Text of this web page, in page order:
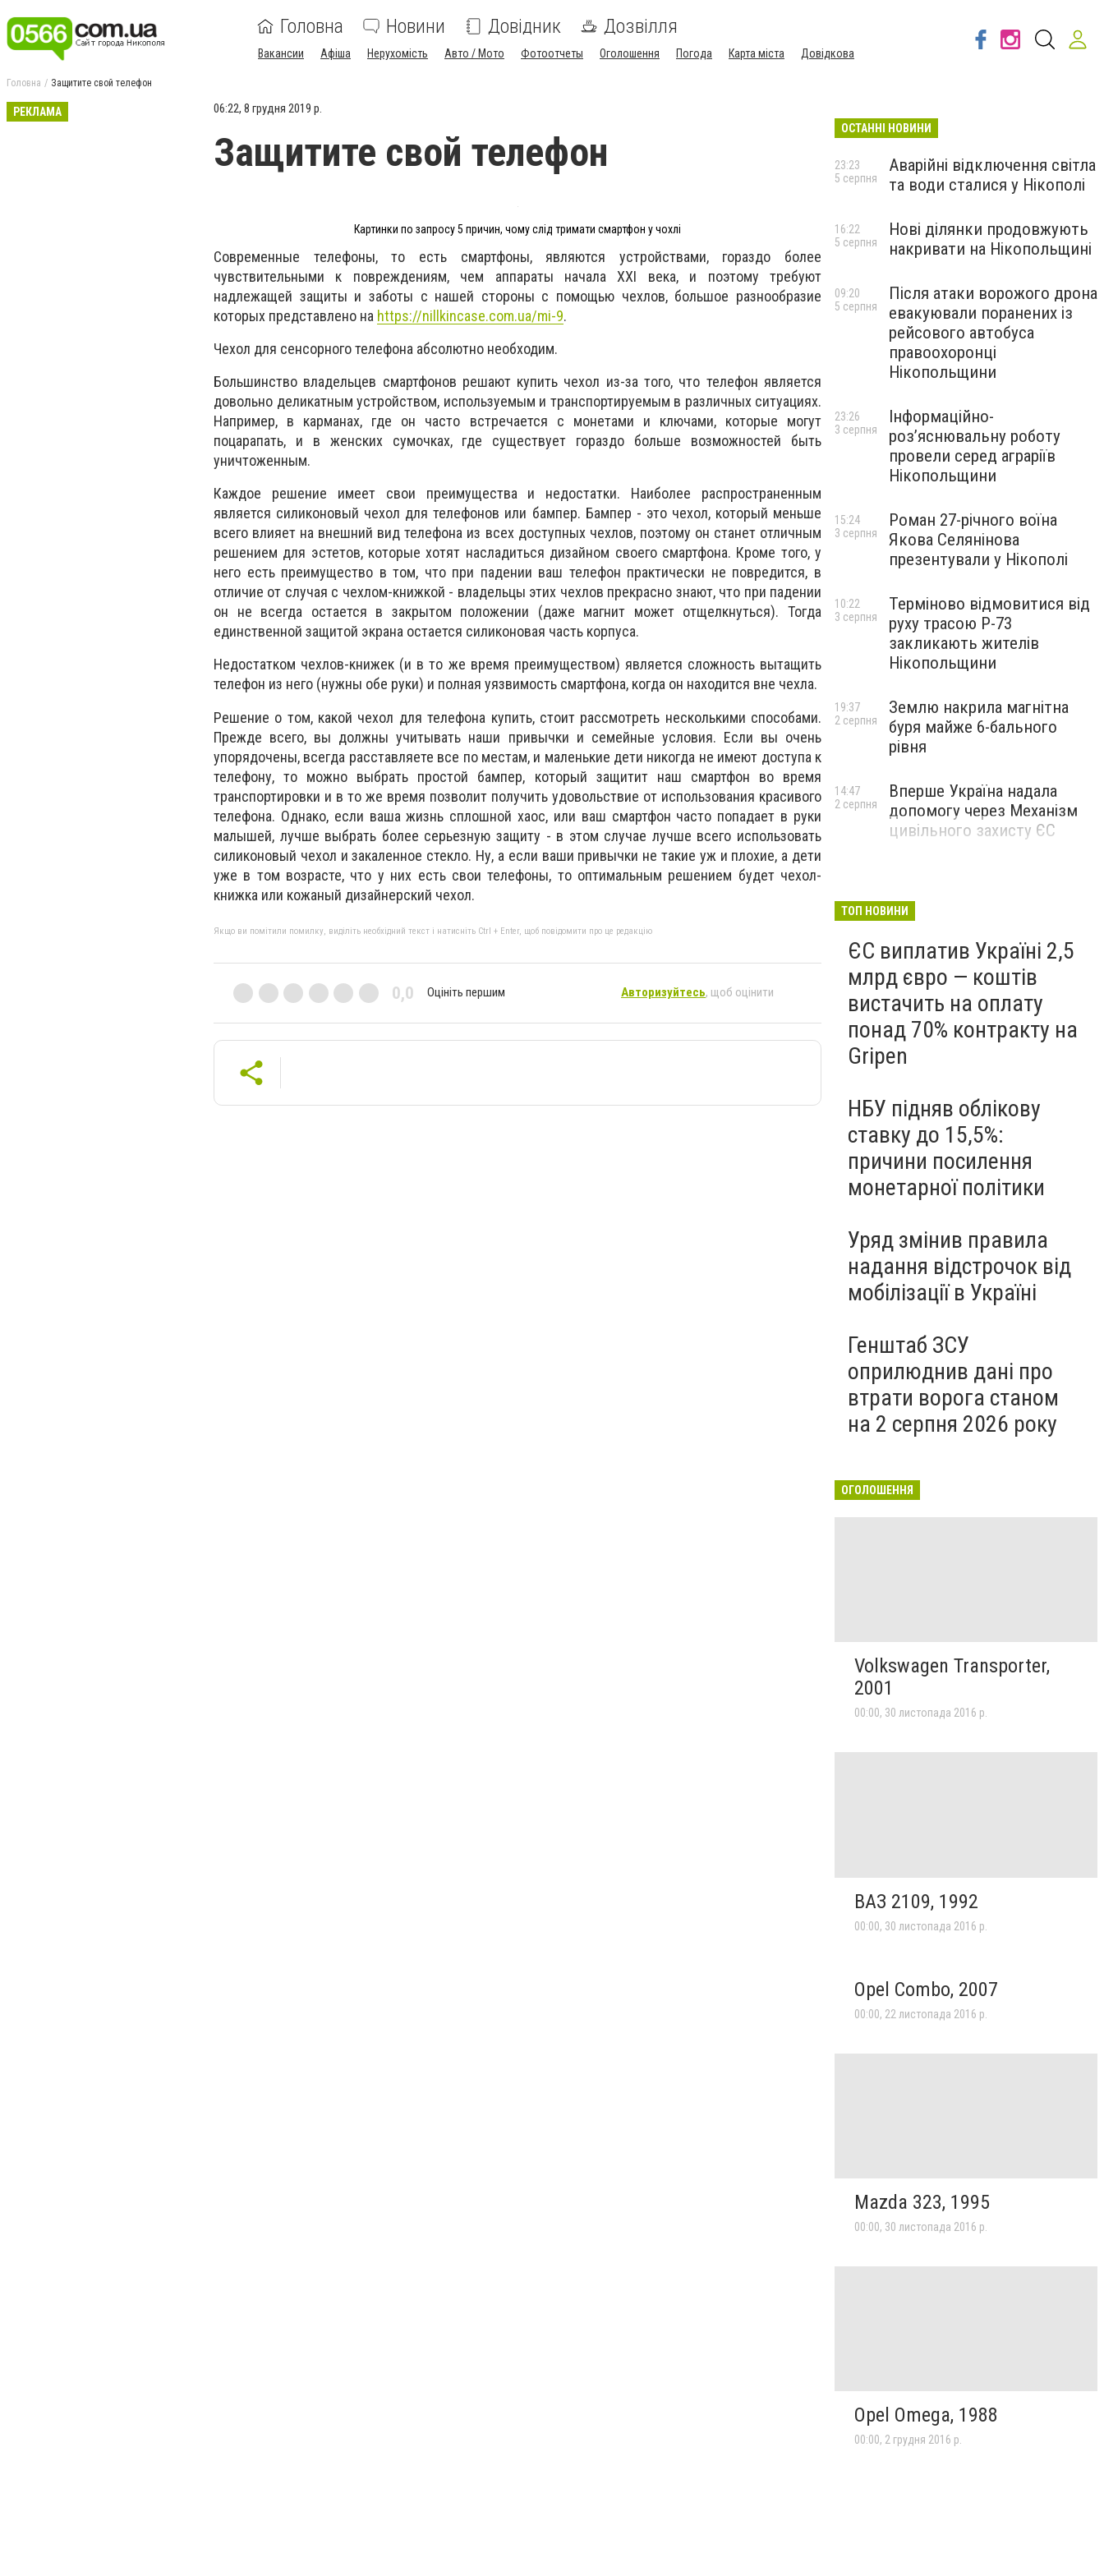
Головна Новини Довідник Дозвілля
Вакансии Афіша Нерухомість Авто / Мото Фотоотчеты Оголошення Погода Карта міста Довідкова
Головна Защитите свой телефон
РЕКЛАМА 06:22, 8 грудня 2019 р.
Защитите свой телефон
Картинки по запросу 5 причин, чому слід тримати смартфон у чохлі
Современные телефоны, то есть смартфоны, являются устройствами, гораздо более
чувствительными к повреждениям, чем аппараты начала XXI века, и поэтому требуют
надлежащей защиты и заботы с нашей стороны с помощью чехлов, большое разнообразие
которых представлено на https://nillkincase.com.ua/mi-9.
Чехол для сенсорного телефона абсолютно необходим.
Большинство владельцев смартфонов решают купить чехол из-за того, что телефон является
довольно деликатным устройством, используемым и транспортируемым в различных ситуациях.
Например, в карманах, где он часто встречается с монетами и ключами, которые могут
поцарапать, и в женских сумочках, где существует гораздо больше возможностей быть
уничтоженным.
Каждое решение имеет свои преимущества и недостатки. Наиболее распространенным
является силиконовый чехол для телефонов или бампер. Бампер - это чехол, который меньше
всего влияет на внешний вид телефона из всех доступных чехлов, поэтому он станет отличным
решением для эстетов, которые хотят насладиться дизайном своего смартфона. Кроме того, у
него есть преимущество в том, что при падении ваш телефон практически не повредится, в
отличие от случая с чехлом-книжкой - владельцы этих чехлов прекрасно знают, что при падении
он не всегда остается в закрытом положении (даже магнит может отщелкнуться). Тогда
единственной защитой экрана остается силиконовая часть корпуса.
Недостатком чехлов-книжек (и в то же время преимуществом) является сложность вытащить
телефон из него (нужны обе руки) и полная уязвимость смартфона, когда он находится вне чехла.
Решение о том, какой чехол для телефона купить, стоит рассмотреть несколькими способами.
Прежде всего, вы должны учитывать наши привычки и семейные условия. Если вы очень
упорядочены, всегда расставляете все по местам, и маленькие дети никогда не имеют доступа к
телефону, то можно выбрать простой бампер, который защитит наш смартфон во время
транспортировки и в то же время позволит получить удовольствие от использования красивого
телефона. Однако, если ваша жизнь сплошной хаос, или ваш смартфон часто попадает в руки
малышей, лучше выбрать более серьезную защиту - в этом случае лучше всего использовать
силиконовый чехол и закаленное стекло. Ну, а если ваши привычки не такие уж и плохие, а дети
уже в том возрасте, что у них есть свои телефоны, то оптимальным решением будет чехол-
книжка или кожаный дизайнерский чехол.
Якщо ви помітили помилку, виділіть необхідний текст і натисніть Ctrl + Enter, щоб повідомити про це редакцію
0,0 Оцініть першим Авторизуйтесь, щоб оцінити
ОСТАННІ НОВИНИ
Аварійні відключення світла
та води сталися у Нікополі
23:23
5 серпня
Нові ділянки продовжують
накривати на Нікопольщині
16:22
5 серпня
Після атаки ворожого дрона
евакуювали поранених із
рейсового автобуса
правоохоронці
Нікопольщини
09:20
5 серпня
Інформаційно-
роз’яснювальну роботу
провели серед аграріїв
Нікопольщини
23:26
3 серпня
Роман 27-річного воїна
Якова Селянінова
презентували у Нікополі
15:24
3 серпня
Терміново відмовитися від
руху трасою Р-73
закликають жителів
Нікопольщини
10:22
3 серпня
Землю накрила магнітна
буря майже 6-бального
рівня
19:37
2 серпня
Вперше Україна надала
допомогу через Механізм
цивільного захисту ЄС
14:47
2 серпня
ТОП НОВИНИ
ЄС виплатив Україні 2,5
млрд євро — коштів
вистачить на оплату
понад 70% контракту на
Gripen
НБУ підняв облікову
ставку до 15,5%:
причини посилення
монетарної політики
Уряд змінив правила
надання відстрочок від
мобілізації в Україні
Генштаб ЗСУ
оприлюднив дані про
втрати ворога станом
на 2 серпня 2026 року
ОГОЛОШЕННЯ
Volkswagen Transporter,
2001
00:00, 30 листопада 2016 р.
ВАЗ 2109, 1992
00:00, 30 листопада 2016 р.
Opel Combo, 2007
00:00, 22 листопада 2016 р.
Mazda 323, 1995
00:00, 30 листопада 2016 р.
Opel Omega, 1988
00:00, 2 грудня 2016 р.